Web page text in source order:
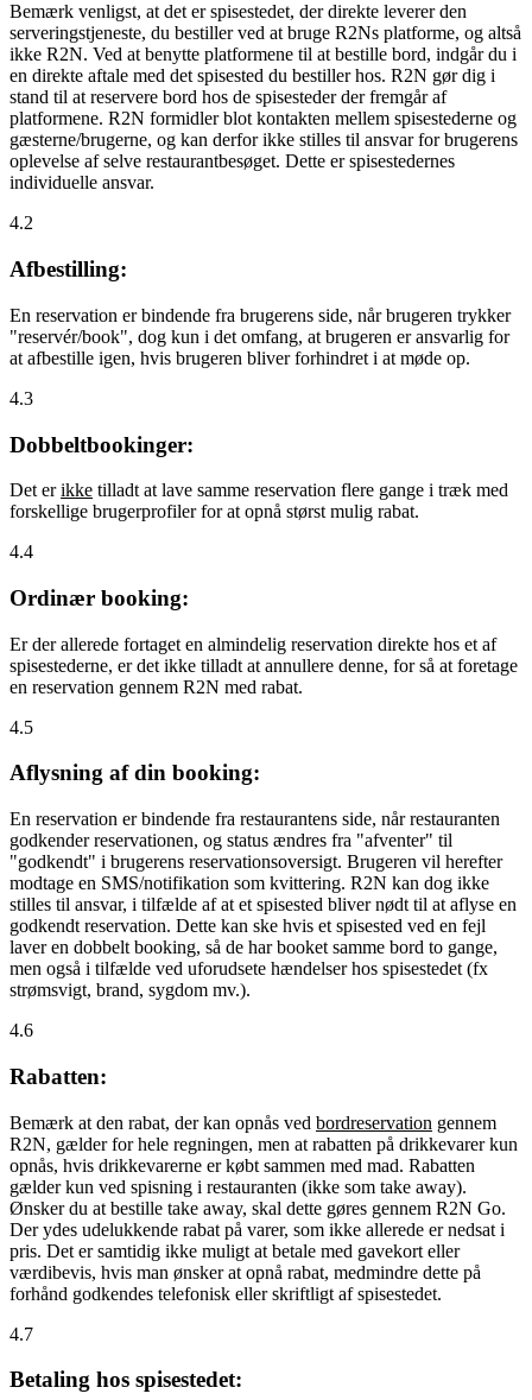
Bemærk venligst, at det er spisestedet, der direkte leverer den
serveringstjeneste, du bestiller ved at bruge R2Ns platforme, og altså
ikke R2N. Ved at benytte platformene til at bestille bord, indgår du i
en direkte aftale med det spisested du bestiller hos. R2N gør dig i
stand til at reservere bord hos de spisesteder der fremgår af
platformene. R2N formidler blot kontakten mellem spisestederne og
gæsterne/brugerne, og kan derfor ikke stilles til ansvar for brugerens
oplevelse af selve restaurantbesøget. Dette er spisestedernes
individuelle ansvar.
4.2
Afbestilling:
En reservation er bindende fra brugerens side, når brugeren trykker
"reservér/book", dog kun i det omfang, at brugeren er ansvarlig for
at afbestille igen, hvis brugeren bliver forhindret i at møde op.
4.3
Dobbeltbookinger:
Det erikke tilladt at lave samme reservation flere gange i træk med
forskellige brugerprofiler for at opnå størst mulig rabat.
4.4
Ordinær booking:
Er der allerede fortaget en almindelig reservation direkte hos et af
spisestederne, er det ikke tilladt at annullere denne, for så at foretage
en reservation gennem R2N med rabat.
4.5
Aflysning af din booking:
En reservation er bindende fra restaurantens side, når restauranten
godkender reservationen, og status ændres fra "afventer" til
"godkendt" i brugerens reservationsoversigt. Brugeren vil herefter
modtage en SMS/notifikation som kvittering. R2N kan dog ikke
stilles til ansvar, i tilfælde af at et spisested bliver nødt til at aflyse en
godkendt reservation. Dette kan ske hvis et spisested ved en fejl
laver en dobbelt booking, så de har booket samme bord to gange,
men også i tilfælde ved uforudsete hændelser hos spisestedet (fx
strømsvigt, brand, sygdom mv.).
4.6
Rabatten:
Bemærk at den rabat, der kan opnås ved bordreservation gennem
R2N, gælder for hele regningen, men at rabatten på drikkevarer kun
opnås, hvis drikkevarerne er købt sammen med mad. Rabatten
gælder kun ved spisning i restauranten (ikke som take away).
Ønsker du at bestille take away, skal dette gøres gennem R2N Go.
Der ydes udelukkende rabat på varer, som ikke allerede er nedsat i
pris. Det er samtidig ikke muligt at betale med gavekort eller
værdibevis, hvis man ønsker at opnå rabat, medmindre dette på
forhånd godkendes telefonisk eller skriftligt af spisestedet.
4.7
Betaling hos spisestedet: